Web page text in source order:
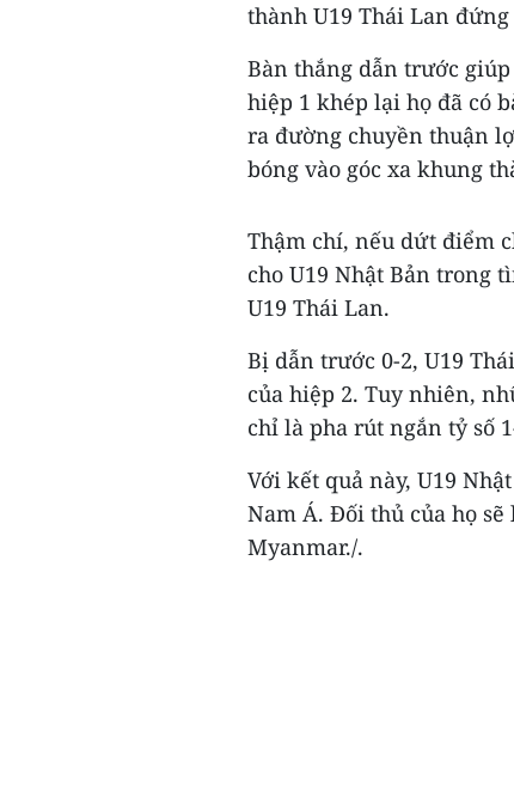
thành U19 Thái Lan
Bàn thắng dẫn trước
hiệp 1 khép lại họ đã có
ra đường chuyền thuận
bóng vào góc xa khung
Thậm chí, nếu dứt điểm
cho U19 Nhật Bản trong
U19 Thái Lan.
Bị dẫn trước 0-2, U19
của hiệp 2. Tuy nhiên,
chỉ là pha rút ngắn tỷ số
Với kết quả này, U19
Nam Á. Đối thủ của họ
Myanmar./.